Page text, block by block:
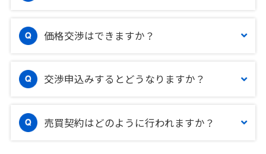
価格交渉はできますか？
交渉申込みするとどうなりますか？
売買契約はどのように行われますか？